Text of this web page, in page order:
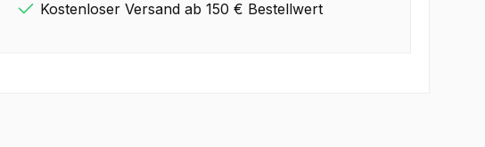
Kostenloser Versand ab 150 € Bestellwert